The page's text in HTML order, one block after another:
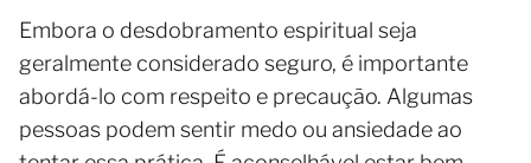
Embora o desdobramento espiritual seja
geralmente considerado seguro, é importante
abordá-lo com respeito e precaução. Algumas
pessoas podem sentir medo ou ansiedade ao